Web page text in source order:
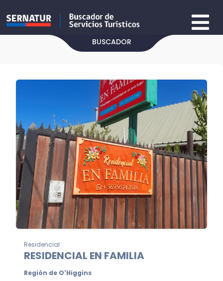
BUSCADOR
Residencial
RESIDENCIAL EN FAMILIA
Región de O'Higgins